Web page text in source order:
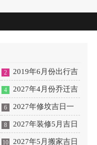
2 2019年6月份出行吉
日 2027年6月出行吉日
一览表
4 2027年4月份乔迁吉
日一览表 2027年4月乔
迁吉日吉时查询
6 2027年修坟吉日一
览表 2027年农历2月修
坟吉日一览表
8 2027年装修5月吉日
良辰查询表 2027年农历
10 2027年5月搬家吉日